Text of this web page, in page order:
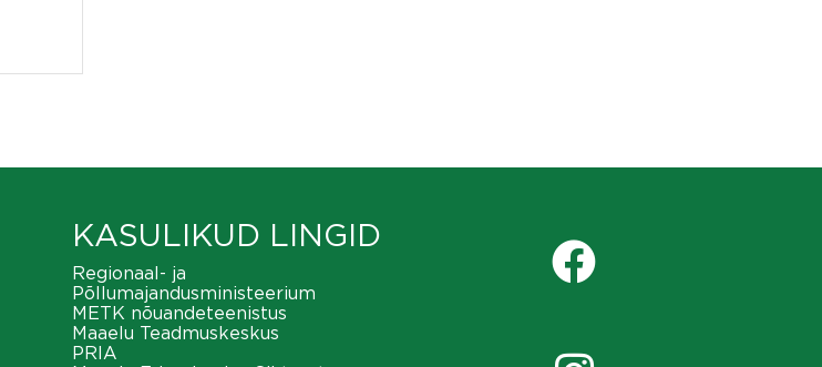
KASULIKUD LINGID
Regionaal- ja
Põllumajandusministeerium
METK nõuandeteenistus
Maaelu Teadmuskeskus
PRIA